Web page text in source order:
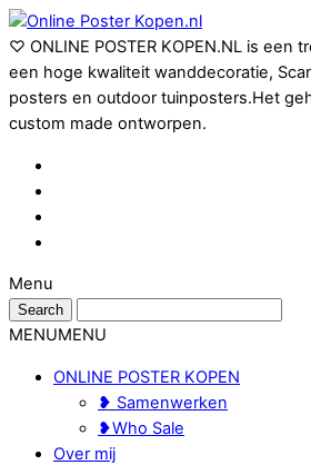
♡ ONLINE POSTER KOPEN.NL is een
een hoge kwaliteit wanddecoratie,
posters en outdoor tuinposters.Het
custom made ontworpen.
Menu
MENUMENU
ONLINE POSTER KOPEN
❥ Samenwerken
❥Who Sale
Over mij